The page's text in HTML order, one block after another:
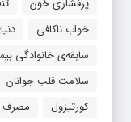
خواب ناکافی
سابقه‌ی خانوادگی
سلامت قلب جوانان
کورتیزول
مصرف